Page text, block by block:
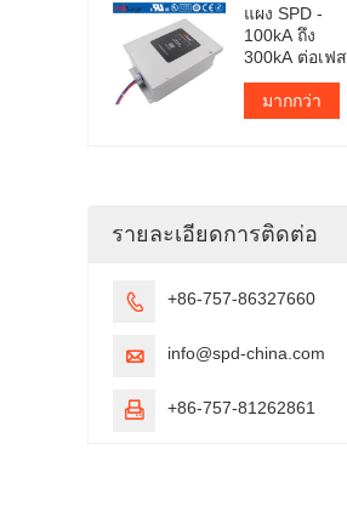
แผง SPD -
100kA ถึง
300kA ต่อเฟส
มากกว่า
รายละเอียดการติดต่อ
 +86-757-86327660
 info@spd-china.com
 +86-757-81262861